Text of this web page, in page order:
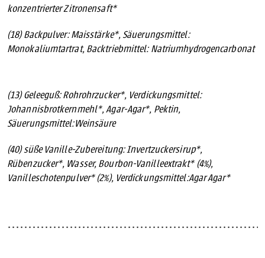
konzentrierter Zitronensaft*
(18)Backpulver: Maisstärke*, Säuerungsmittel:
Monokaliumtartrat, Backtriebmittel: Natriumhydrogencarbonat
(13) Geleeguß: Rohrohrzucker*, Verdickungsmittel:
Johannisbrotkernmehl*, Agar-Agar*, Pektin,
Säuerungsmittel:Weinsäure
(40) süße Vanille-Zubereitung: Invertzuckersirup*,
Rübenzucker*, Wasser, Bourbon-Vanilleextrakt* (4%),
Vanilleschotenpulver* (2%), Verdickungsmittel:Agar Agar*